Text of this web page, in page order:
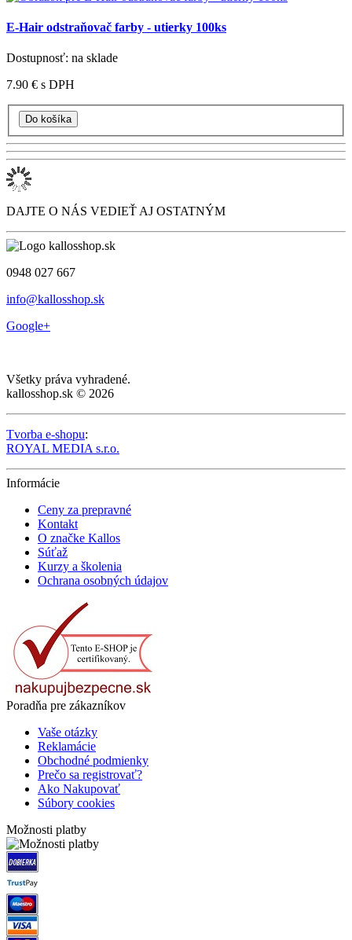
E-Hair odstraňovač farby - utierky 100ks
Dostupnosť: na sklade
7.90 € s DPH
DAJTE O NÁS VEDIEŤ AJ OSTATNÝM
0948 027 667
info@kallosshop.sk
Google+
Všetky práva vyhradené.
kallosshop.sk © 2026
Tvorba e-shopu:
ROYAL MEDIA s.r.o.
Informácie
Ceny za prepravné
Kontakt
O značke Kallos
Súťaž
Kurzy a školenia
Ochrana osobných údajov
Poradňa pre zákazníkov
Vaše otázky
Reklamácie
Obchodné podmienky
Prečo sa registrovať?
Ako Nakupovať
Súbory cookies
Možnosti platby